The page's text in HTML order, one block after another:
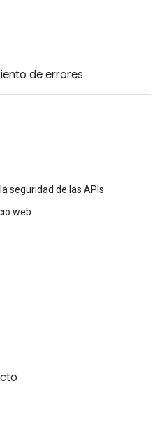
de errores
seguridad de las APIs
web